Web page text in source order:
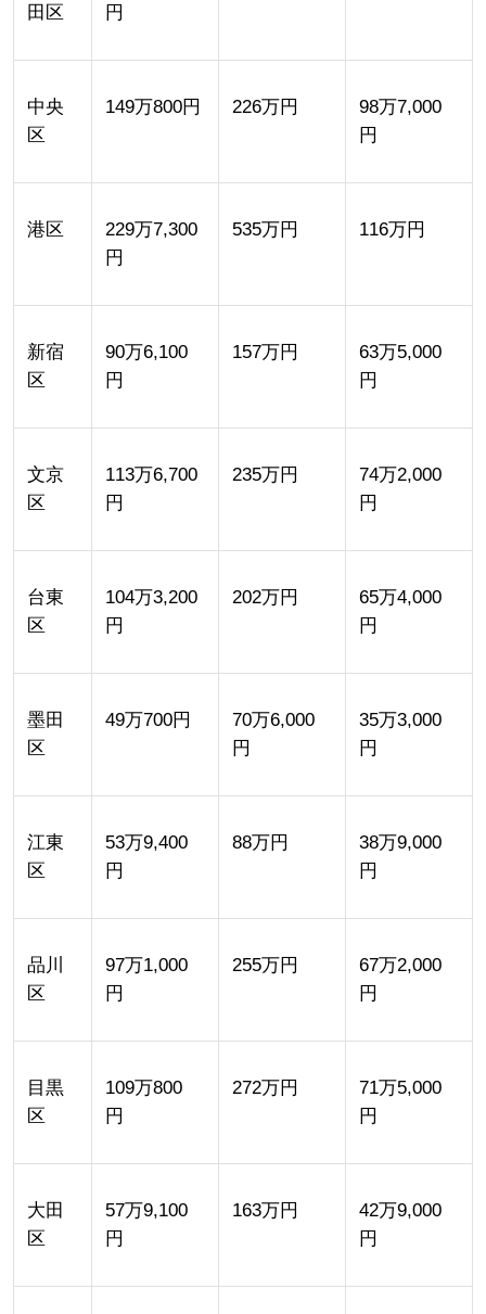
田区
円
中央
区
149万800円 226万円
98万7,000
円
港区
229万7,300
円
535万円 116万円
新宿
区
90万6,100
円
157万円
63万5,000
円
文京
区
113万6,700
円
235万円
74万2,000
円
台東
区
104万3,200
円
202万円
65万4,000
円
墨田
区
49万700円
70万6,000
円
35万3,000
円
江東
区
53万9,400
円
88万円
38万9,000
円
品川
区
97万1,000
円
255万円
67万2,000
円
目黒
区
109万800
円
272万円
71万5,000
円
大田
区
57万9,100
円
163万円
42万9,000
円